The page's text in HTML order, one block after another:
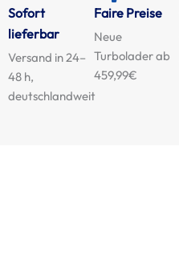
Sofort
lieferbar
Versand in 24–
48 h,
deutschlandweit
Faire Preise
Neue
Turbolader ab
459,99€